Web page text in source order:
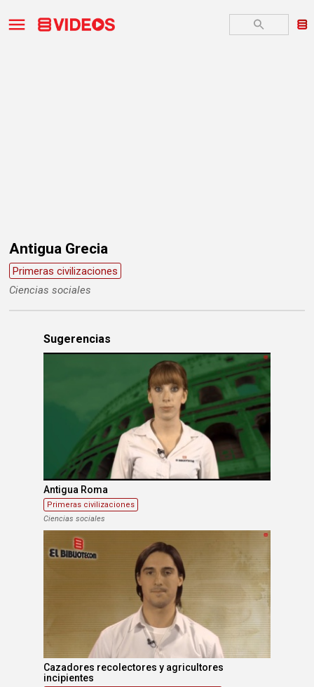
Antigua Grecia
Primeras civilizaciones
Ciencias sociales
Sugerencias
Antigua Roma
Primeras civilizaciones
Ciencias sociales
Cazadores recolectores y agricultores
incipientes